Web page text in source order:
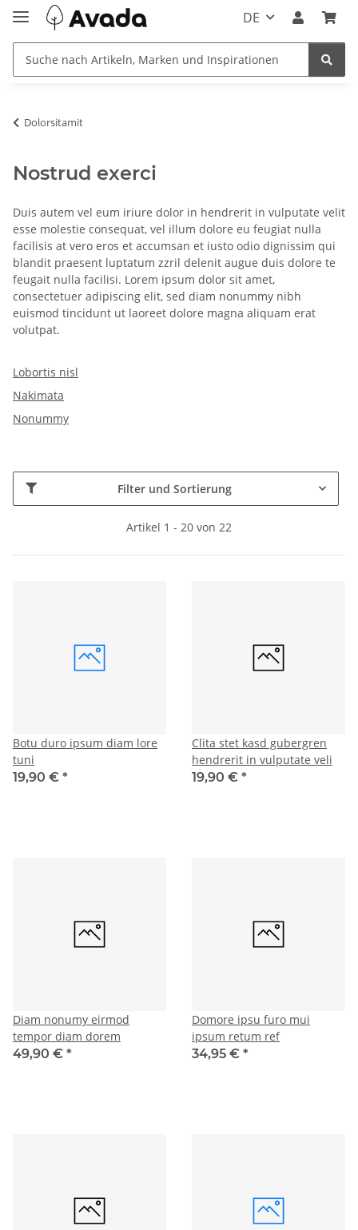
DE
Dolorsitamit
Nostrud exerci
Duis autem vel eum iriure dolor in hendrerit in vulputate velit
esse molestie consequat, vel illum dolore eu feugiat nulla
facilisis at vero eros et accumsan et iusto odio dignissim qui
blandit praesent luptatum zzril delenit augue duis dolore te
feugait nulla facilisi. Lorem ipsum dolor sit amet,
consectetuer adipiscing elit, sed diam nonummy nibh
euismod tincidunt ut laoreet dolore magna aliquam erat
volutpat.
Lobortis nisl
Nakimata
Nonummy
Filter und Sortierung
Artikel 1 - 20 von 22
Botu duro ipsum diam lore
tuni
19,90 € *
Clita stet kasd gubergren
hendrerit in vulputate veli
19,90 € *
Diam nonumy eirmod
tempor diam dorem
49,90 € *
Domore ipsu furo mui
ipsum retum ref
34,95 € *